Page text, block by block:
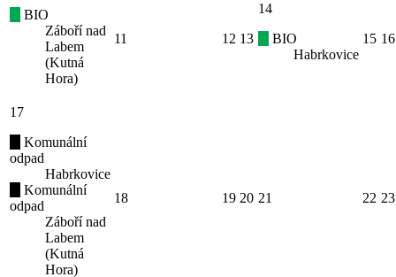
BIO
Záboří nad
Labem
(Kutná
Hora)
11 12 13
14
BIO
Habrkovice
15 16
17
Komunální
odpad
Habrkovice
Komunální
odpad
Záboří nad
Labem
(Kutná
Hora)
18 19 20 21 22 23